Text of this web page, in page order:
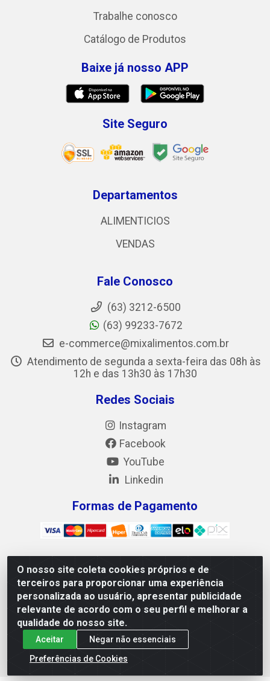
O nosso site coleta cookies próprios e de
terceiros para proporcionar uma experiência
personalizada ao usuário, apresentar publicidade
relevante de acordo com o seu perfil e melhorar a
qualidade do nosso site.
Aceitar
Negar não essenciais
Preferências de Cookies
Trabalhe conosco
Catálogo de Produtos
Baixe já nosso APP
Site Seguro
Departamentos
ALIMENTICIOS
VENDAS
Fale Conosco
(63) 3212-6500
(63) 99233-7672
e-commerce@mixalimentos.com.br
Atendimento de segunda a sexta-feira das 08h às
12h e das 13h30 às 17h30
Redes Sociais
Instagram
Facebook
YouTube
Linkedin
Formas de Pagamento
Mix Alimentos LTDA - Quadra Asr Ne 55 (412 Norte), Alameda
02, S/N - Plano Diretor Norte, Palmas/TO - CEP 77.006-540 -
CNPJ 05.922.500/0001-02